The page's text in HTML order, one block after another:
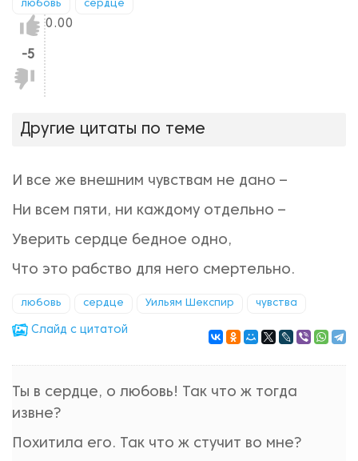
любовь сердце
Нравится!
-5
Не
нравится!
0.00
Другие цитаты по теме
И все же внешним чувствам не дано –
Ни всем пяти, ни каждому отдельно –
Уверить сердце бедное одно,
Что это рабство для него смертельно.
любовь сердце Уильям Шекспир чувства
Cлайд с цитатой
Ты в сердце, о любовь! Так что ж тогда
извне?
Похитила его. Так что ж стучит во мне?